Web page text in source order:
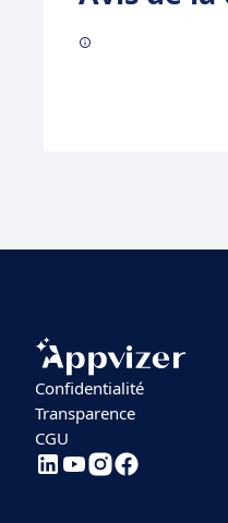
Confidentialité
Transparence
CGU